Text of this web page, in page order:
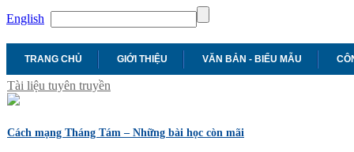
English
TRANG CHỦ GIỚI THIỆU VĂN BẢN - BIỂU MẪU
Tài liệu tuyên truyền
Cách mạng Tháng Tám – Những bài học còn mãi